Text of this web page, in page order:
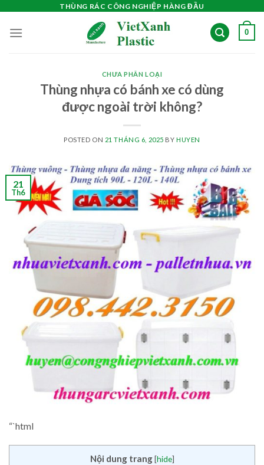
content
THÙNG RÁC CÔNG NGHIỆP HÀNG ĐẦU
0
CHƯA PHÂN LOẠI
Thùng nhựa có bánh xe có dùng
được ngoài trời không?
POSTED ON 21 THÁNG 6, 2025 BY HUYEN
21
Th6
“`html
Nội dung trang [hide]